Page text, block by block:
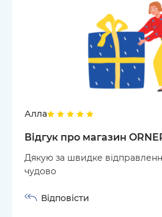
Алла
Відгук про магазин
Дякую за швидке
чудово
Відповісти